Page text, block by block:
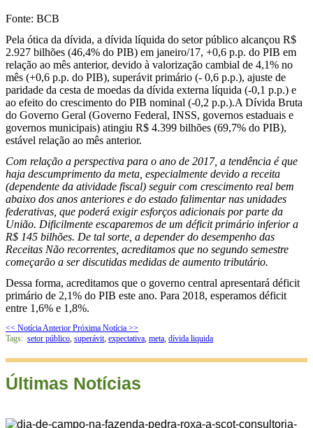
Fonte: BCB
Pela ótica da dívida, a dívida líquida do setor público alcançou R$
2.927 bilhões (46,4% do PIB) em janeiro/17, +0,6 p.p. do PIB em
relação ao mês anterior, devido à valorização cambial de 4,1% no
mês (+0,6 p.p. do PIB), superávit primário (- 0,6 p.p.), ajuste de
paridade da cesta de moedas da dívida externa líquida (-0,1 p.p.) e
ao efeito do crescimento do PIB nominal (-0,2 p.p.).A Dívida Bruta
do Governo Geral (Governo Federal, INSS, governos estaduais e
governos municipais) atingiu R$ 4.399 bilhões (69,7% do PIB),
estável relação ao mês anterior.
Com relação a perspectiva para o ano de 2017, a tendência é que
haja descumprimento da meta, especialmente devido a receita
(dependente da atividade fiscal) seguir com crescimento real bem
abaixo dos anos anteriores e do estado falimentar nas unidades
federativas, que poderá exigir esforços adicionais por parte da
União. Dificilmente escaparemos de um déficit primário inferior a
R$ 145 bilhões. De tal sorte, a depender do desempenho das
Receitas Não recorrentes, acreditamos que no segundo semestre
começarão a ser discutidas medidas de aumento tributário.
Dessa forma, acreditamos que o governo central apresentará déficit
primário de 2,1% do PIB este ano. Para 2018, esperamos déficit
entre 1,6% e 1,8%.
<< Notícia Anterior Próxima Notícia >>
Tags: setor público, superávit, expectativa, meta, dívida liquida
Últimas Notícias